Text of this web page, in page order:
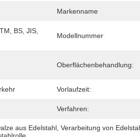
Markenname
BS, JIS,
Modellnummer
Oberflächenbehandlung:
Vorlaufzeit:
Verfahren:
aus Edelstahl , Verarbeitung von